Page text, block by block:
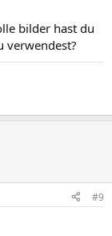
bilder hast du
verwendest?
#9